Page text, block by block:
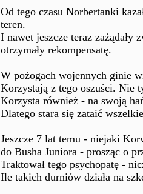
Od tego czasu Norbertanki
teren.
I nawet jeszcze teraz zażądały
otrzymały rekompensatę.
W pożogach wojennych ginie
Korzystają z tego oszuści. Nie
Korzysta również - na swoją
Dlatego stara się zataić
Jeszcze 7 lat temu - niejaki
do Busha Juniora - prosząc o
Traktował tego psychopatę -
Ile takich durniów działa na